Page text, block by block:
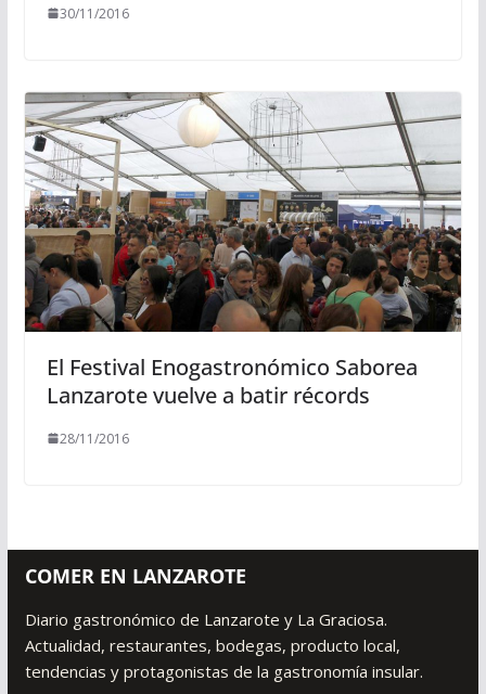
30/11/2016
El Festival Enogastronómico Saborea
Lanzarote vuelve a batir récords
28/11/2016
COMER EN LANZAROTE
Diario gastronómico de Lanzarote y La Graciosa.
Actualidad, restaurantes, bodegas, producto local,
tendencias y protagonistas de la gastronomía insular.